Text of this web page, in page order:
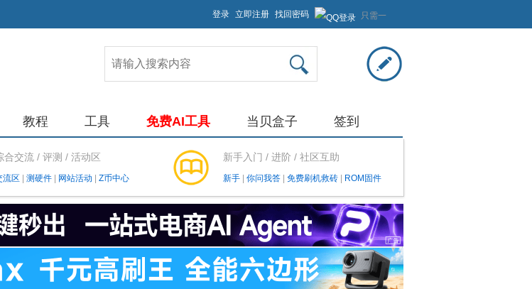
只需一
步，快
速开始
登录 立即注册 找回密码
教程 工具 免费AI工具 当贝盒子 签到
合交流 / 评测 / 活动区
流区 测硬件 网站活动 Z币中心
新手入门 / 进阶 / 社区互助
新手 你问我答 免费刷机救砖 ROM固件